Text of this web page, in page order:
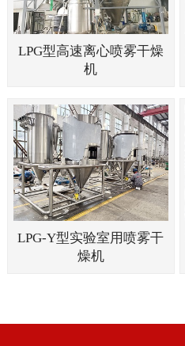
LPG型高速离心喷雾干燥
机
LPG-Y型实验室用喷雾干
燥机